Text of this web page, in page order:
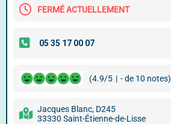
FERMÉ ACTUELLEMENT
(4.9/5 | - de 10 notes)
Jacques Blanc, D245
33330 Saint-Étienne-de-Lisse